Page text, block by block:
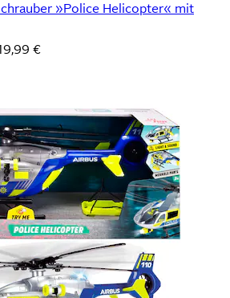
»Police Helicopter« mit
€